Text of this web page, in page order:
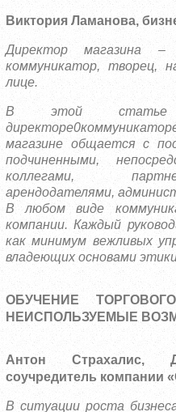
Виктория Ламанова,
Директор магазина –
коммуникатор, творец,
лице.
В этой
магазине общается с
подчиненными,
коллегами,
арендодателями,
В любом виде
компании. Каждый
как минимум вежливых
владеющих основами
ОБУЧЕНИЕ
НЕИСПОЛЬЗУЕМЫЕ
Антон Страхалис,
соучредитель компании
В ситуации роста